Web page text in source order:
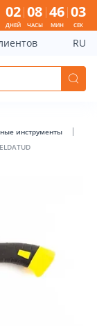
RIHVELDATUD -
02
ДНЕЙ
08
ЧАСЫ
46
МИН
02
СЕК
RU
инструменты